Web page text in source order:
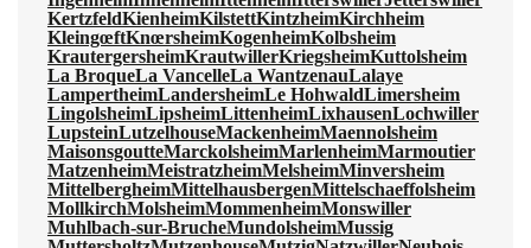
KertzfeldKienheimKilstettKintzheimKirchheim
KleingœftKnœrsheimKogenheimKolbsheim
KrautergersheimKrautwillerKriegsheimKuttolsheim
La BroqueLa VancelleLa WantzenauLalaye
LampertheimLandersheimLe HohwaldLimersheim
LingolsheimLipsheimLittenheimLixhausenLochwiller
LupsteinLutzelhouseMackenheimMaennolsheim
MaisonsgoutteMarckolsheimMarlenheimMarmoutier
MatzenheimMeistratzheimMelsheimMinversheim
MittelbergheimMittelhausbergenMittelschaeffolsheim
MollkirchMolsheimMommenheimMonswiller
Muhlbach-sur-BrucheMundolsheimMussig